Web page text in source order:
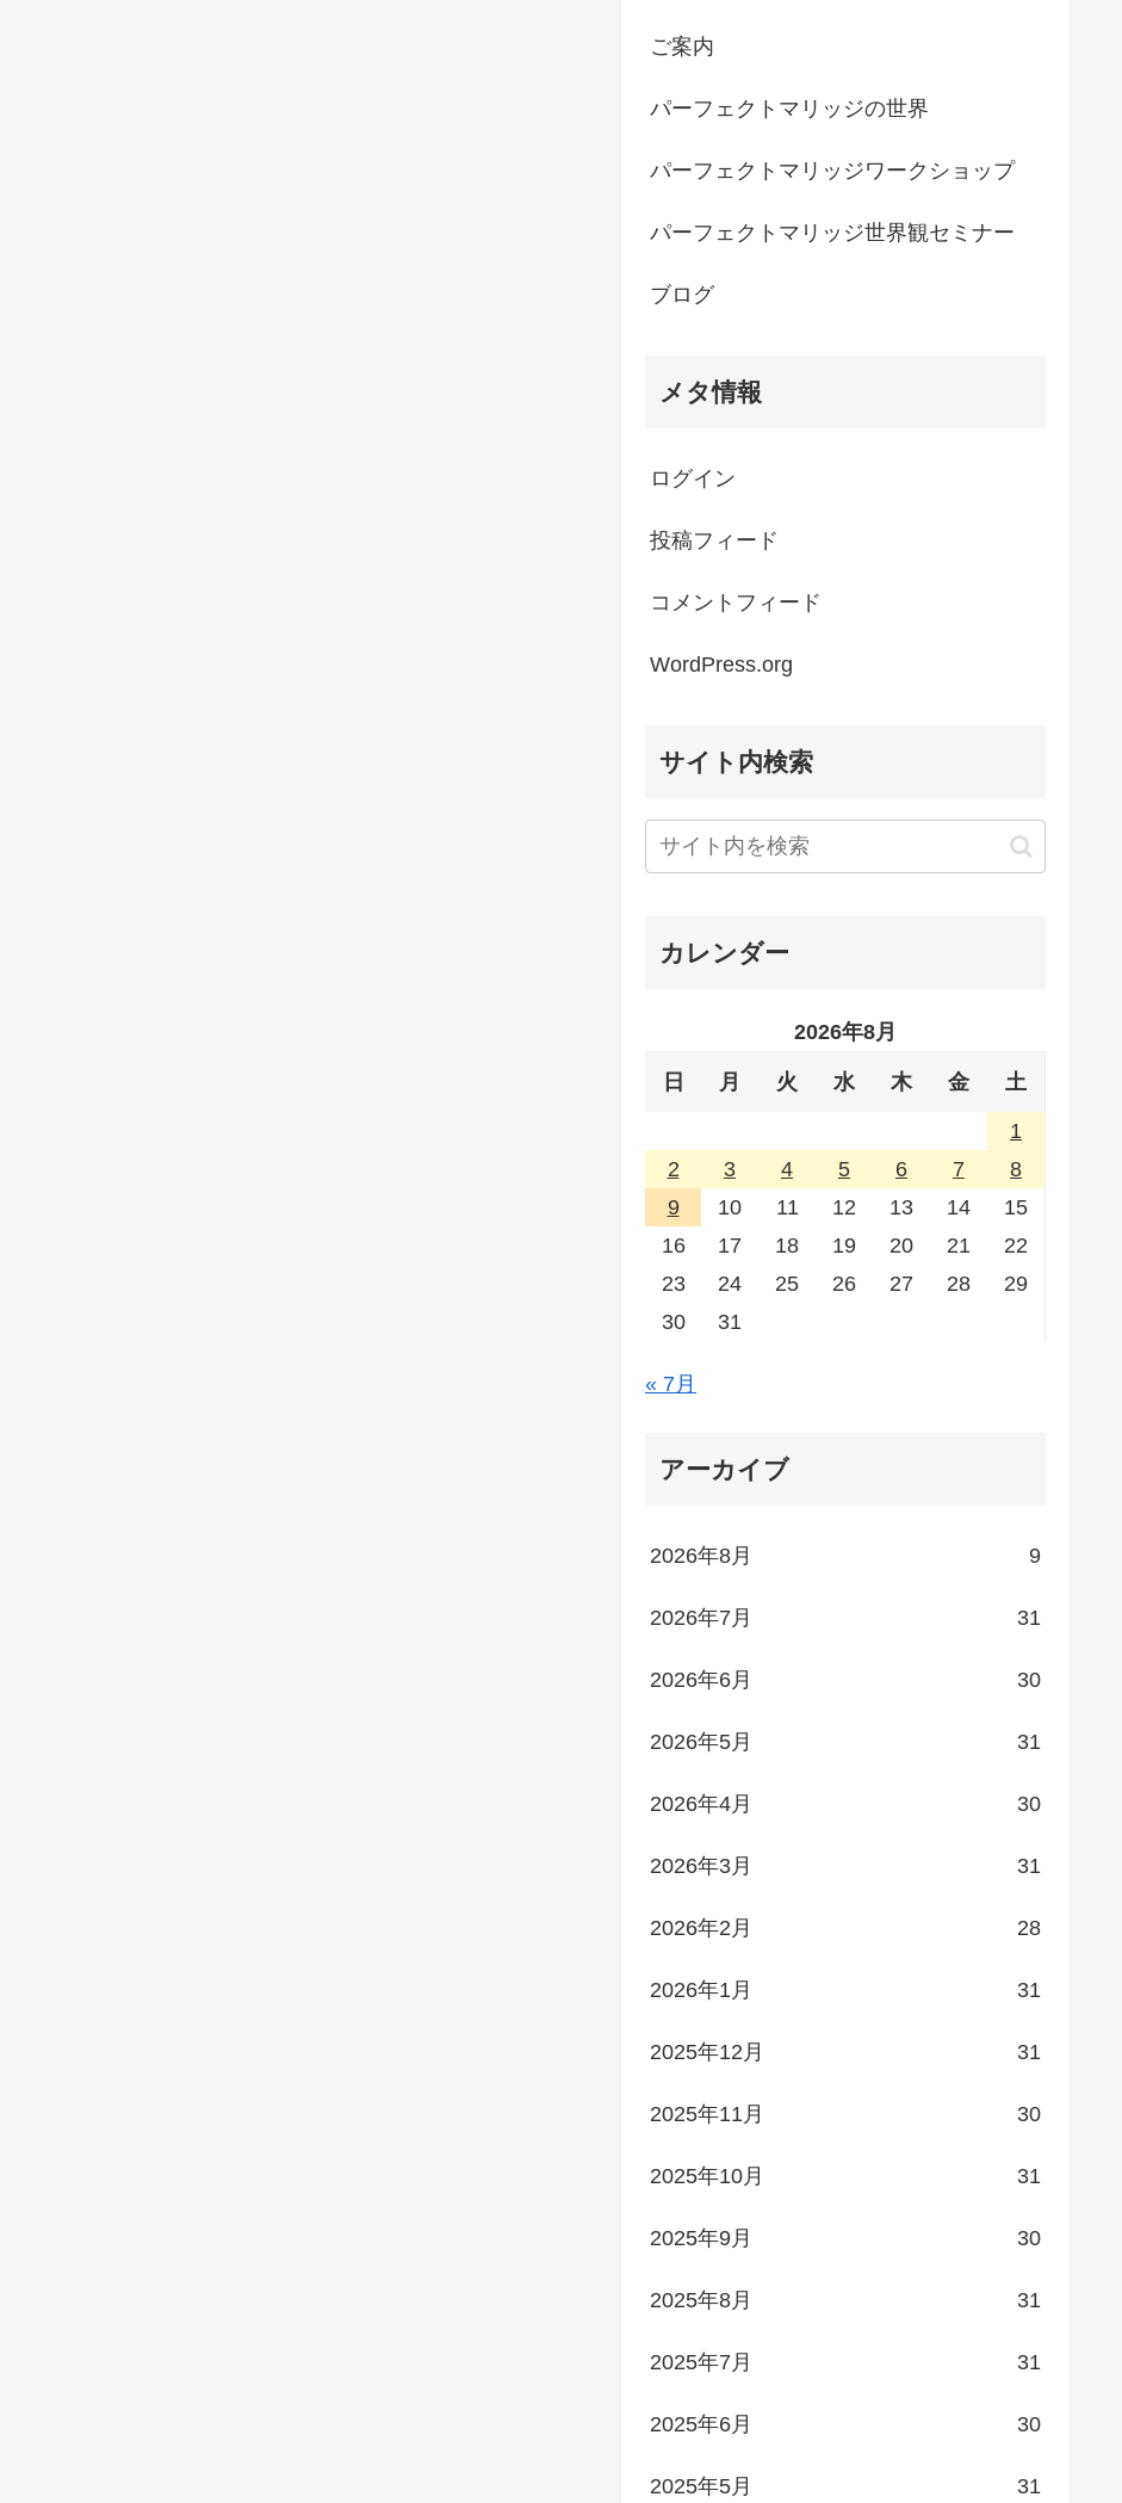
ご案内
パーフェクトマリッジの世界
パーフェクトマリッジワークショップ
パーフェクトマリッジ世界観セミナー
ブログ
メタ情報
ログイン
投稿フィード
コメントフィード
WordPress.org
サイト内検索
カレンダー
2026年8月
日 月 火 水 木 金 土
1
2
3 4 5 6 7
8
9
10 11 12 13 14
15
16
17 18 19 20 21
22
23
24 25 26 27 28
29
30
31
« 7月
アーカイブ
2026年8月 9
2026年7月 31
2026年6月 30
2026年5月 31
2026年4月 30
2026年3月 31
2026年2月 28
2026年1月 31
2025年12月 31
2025年11月 30
2025年10月 31
2025年9月 30
2025年8月 31
2025年7月 31
2025年6月 30
2025年5月 31